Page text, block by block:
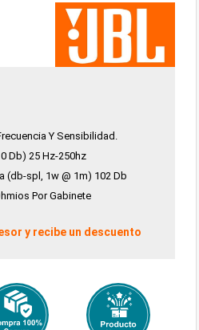
Y Sensibilidad.
Db) 25 Hz-250hz
(db-spl, 1w @ 1m) 102 Db
Por Gabinete
y recibe un descuento